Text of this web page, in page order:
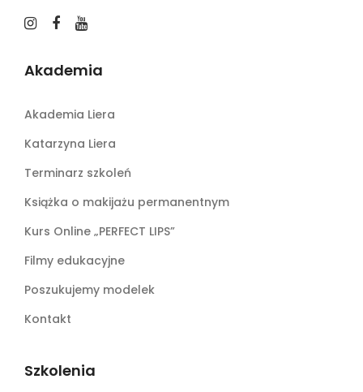
Akademia
Akademia Liera
Katarzyna Liera
Terminarz szkoleń
Książka o makijażu permanentnym
Kurs Online „PERFECT LIPS”
Filmy edukacyjne
Poszukujemy modelek
Kontakt
Szkolenia